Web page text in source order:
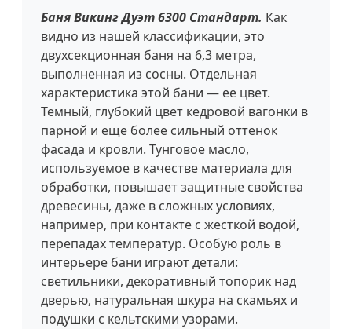
Баня Викинг Дуэт 6300 Стандарт. Как
видно из нашей классификации, это
двухсекционная баня на 6,3 метра,
выполненная из сосны. Отдельная
характеристика этой бани — ее цвет.
Темный, глубокий цвет кедровой вагонки в
парной и еще более сильный оттенок
фасада и кровли. Тунговое масло,
используемое в качестве материала для
обработки, повышает защитные свойства
древесины, даже в сложных условиях,
например, при контакте с жесткой водой,
перепадах температур. Особую роль в
интерьере бани играют детали:
светильники, декоративный топорик над
дверью, натуральная шкура на скамьях и
подушки с кельтскими узорами.